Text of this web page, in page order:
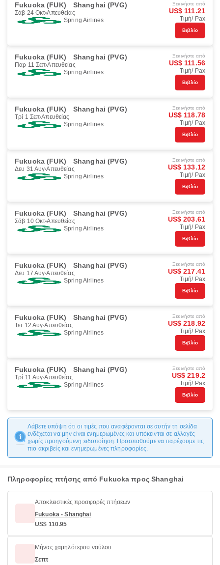
Fukuoka (FUK) Shanghai (PVG)
Σάβ 24 Οκτ Απευθείας
Spring Airlines
Ξεκινήστε από
US$ 111.21
Τιμή/ Pax
Βιβλίο
Fukuoka (FUK) Shanghai (PVG)
Παρ 11 Σεπ Απευθείας
Spring Airlines
Ξεκινήστε από
US$ 111.56
Τιμή/ Pax
Βιβλίο
Fukuoka (FUK) Shanghai (PVG)
Τρί 1 Σεπ Απευθείας
Spring Airlines
Ξεκινήστε από
US$ 118.78
Τιμή/ Pax
Βιβλίο
Fukuoka (FUK) Shanghai (PVG)
Δευ 31 Αυγ Απευθείας
Spring Airlines
Ξεκινήστε από
US$ 133.12
Τιμή/ Pax
Βιβλίο
Fukuoka (FUK) Shanghai (PVG)
Σάβ 10 Οκτ Απευθείας
Spring Airlines
Ξεκινήστε από
US$ 203.61
Τιμή/ Pax
Βιβλίο
Fukuoka (FUK) Shanghai (PVG)
Δευ 17 Αυγ Απευθείας
Spring Airlines
Ξεκινήστε από
US$ 217.41
Τιμή/ Pax
Βιβλίο
Fukuoka (FUK) Shanghai (PVG)
Τετ 12 Αυγ Απευθείας
Spring Airlines
Ξεκινήστε από
US$ 218.92
Τιμή/ Pax
Βιβλίο
Fukuoka (FUK) Shanghai (PVG)
Τρί 11 Αυγ Απευθείας
Spring Airlines
Ξεκινήστε από
US$ 219.2
Τιμή/ Pax
Βιβλίο
Λάβετε υπόψη ότι οι τιμές που αναφέρονται σε αυτήν τη σελίδα
ενδέχεται να μην είναι ενημερωμένες και υπόκεινται σε αλλαγές
χωρίς προηγούμενη ειδοποίηση. Προσπαθούμε να παρέχουμε τις
πιο ακριβείς και ενημερωμένες πληροφορίες.
Πληροφορίες πτήσης από Fukuoka προς Shanghai
Αποκλειστικές προσφορές πτήσεων
Fukuoka - Shanghai
US$ 110.95
Μήνας χαμηλότερου ναύλου
Σεπτ